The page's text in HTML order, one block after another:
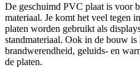
De geschuimd PVC plaat is voor
materiaal. Je komt het veel tegen
platen worden gebruikt als
standmateriaal. Ook in de bouw
brandwerendheid, geluids- en
de platen.